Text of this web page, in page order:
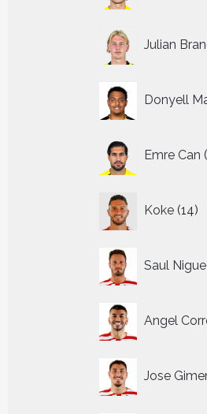
Julian
Donyell
Emre Can
Koke 14
Saul
Angel
Jose